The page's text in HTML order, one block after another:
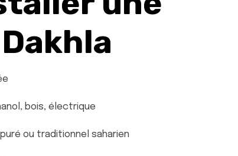
bois, électrique
ou traditionnel saharien